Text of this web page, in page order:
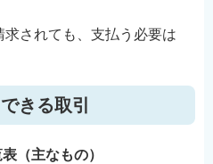
されても、支払う必要は
きる取引
（主なもの）